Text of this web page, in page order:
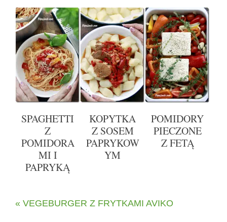
SPAGHETTI
Z
POMIDORA
MI I
PAPRYKĄ
KOPYTKA
Z SOSEM
PAPRYKOW
YM
POMIDORY
PIECZONE
Z FETĄ
« VEGEBURGER Z FRYTKAMI AVIKO